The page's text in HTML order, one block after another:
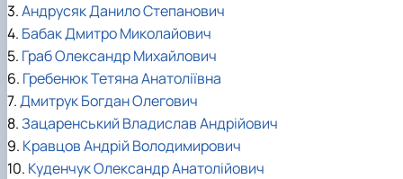
3.Андрусяк Данило Степанович
4. Бабак Дмитро Миколайович
5. Граб Олександр Михайлович
6. Гребенюк Тетяна Анатоліївна
7.Дмитрук Богдан Олегович
8.Зацаренський Владислав Андрійович
9. Кравцов Андрій Володимирович
10. Куденчук Олександр Анатолійович